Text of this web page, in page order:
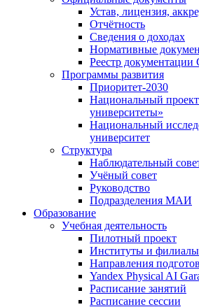
Устав, лицензия,
Отчётность
Сведения о доходах
Нормативные
Реестр
Программы развития
Приоритет-2030
Национальный
университеты»
Национальный
университет
Структура
Наблюдательный
Учёный совет
Руководство
Подразделения МАИ
Образование
Учебная деятельность
Пилотный проект
Институты и филиалы
Направления
Yandex Physical AI
Расписание занятий
Расписание сессии